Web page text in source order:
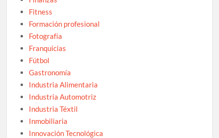
Fitness
Formación profesional
Fotografía
Franquicias
Fútbol
Gastronomía
Industria Alimentaria
Industria Automotriz
Industria Téxtil
Inmobiliaria
Innovación Tecnológica